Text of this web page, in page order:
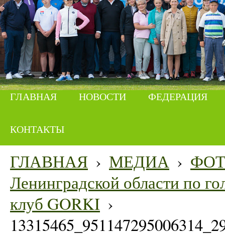
ГЛАВНАЯ НОВОСТИ ФЕДЕРАЦИЯ
КОНТАКТЫ
ГЛАВНАЯ › МЕДИА ›
Ленинградской области по
клуб GORKI ›